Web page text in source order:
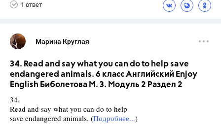
1 ответ
Марина Круглая
34. Read and say what you can do to help save
endangered animals. 6 класс Английский Enjoy
English Биболетова М. З. Модуль 2 Раздел 2
34.
Read and say what you can do to help
save endangered animals. (Подробнее...)